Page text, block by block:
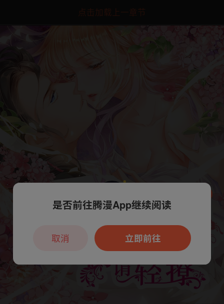
点击加载上一章节
本章节仅支持App阅读，可打开App新用
户7天免费看
是否前往腾漫App继续阅读
立即前往
取消